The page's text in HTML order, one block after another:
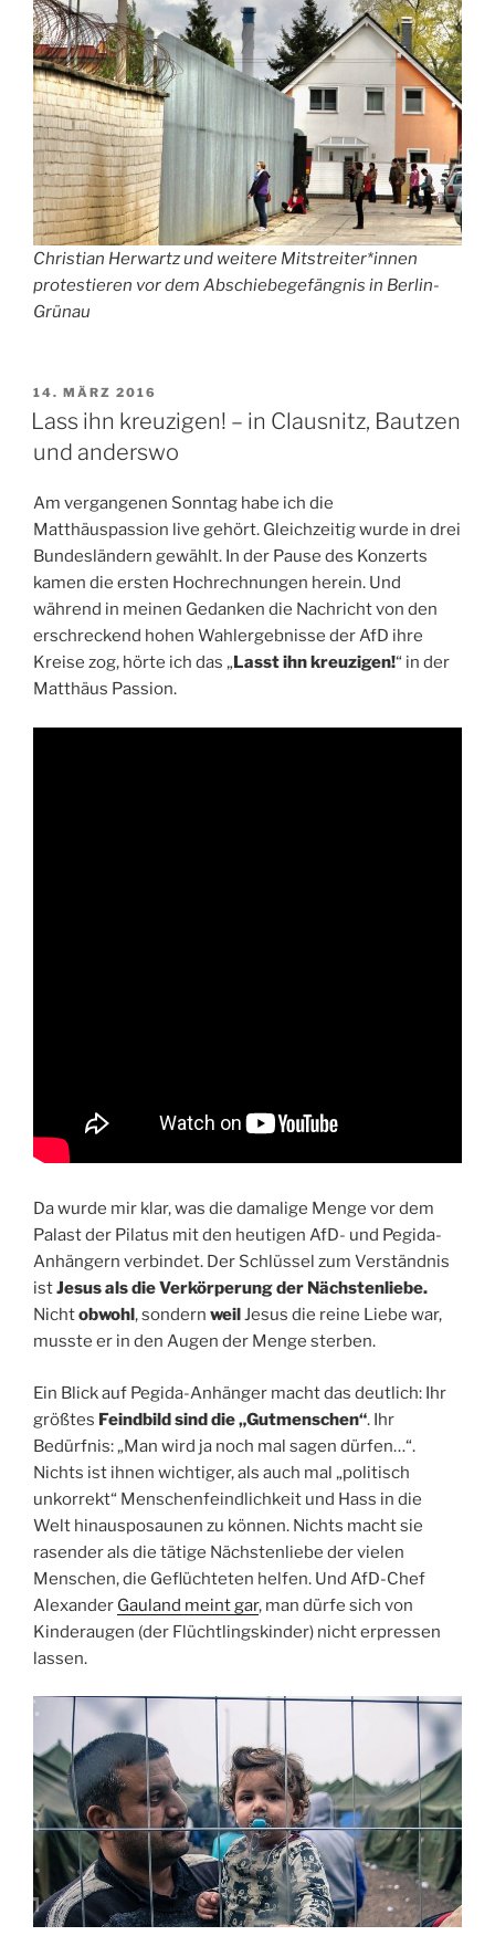
Christian Herwartz und weitere Mitstreiter*innen
protestieren vor dem Abschiebegefängnis in Berlin-
Grünau
VERÖFFENTLICHT
AM
14. MÄRZ 2016
Lass ihn kreuzigen! – in Clausnitz, Bautzen
und anderswo
Am vergangenen Sonntag habe ich die
Matthäuspassion live gehört. Gleichzeitig wurde in drei
Bundesländern gewählt. In der Pause des Konzerts
kamen die ersten Hochrechnungen herein. Und
während in meinen Gedanken die Nachricht von den
erschreckend hohen Wahlergebnisse der AfD ihre
Kreise zog, hörte ich das „Lasst ihn kreuzigen!“ in der
Matthäus Passion.
Da wurde mir klar, was die damalige Menge vor dem
Palast der Pilatus mit den heutigen AfD- und Pegida-
Anhängern verbindet. Der Schlüssel zum Verständnis
istJesus als die Verkörperung der Nächstenliebe.
Nichtobwohl, sondern weilJesus die reine Liebe war,
musste er in den Augen der Menge sterben.
Ein Blick auf Pegida-Anhänger macht das deutlich: Ihr
größtes Feindbild sind die „Gutmenschen“. Ihr
Bedürfnis: „Man wird ja noch mal sagen dürfen…“.
Nichts ist ihnen wichtiger, als auch mal „politisch
unkorrekt“ Menschenfeindlichkeit und Hass in die
Welt hinausposaunen zu können. Nichts macht sie
rasender als die tätige Nächstenliebe der vielen
Menschen, die Geflüchteten helfen. Und AfD-Chef
Alexander Gauland meint gar, man dürfe sich von
Kinderaugen (der Flüchtlingskinder) nicht erpressen
lassen.